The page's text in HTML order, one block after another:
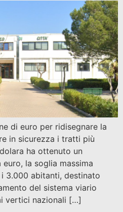
di euro per ridisegnare la
in sicurezza i tratti più
ha ottenuto un
la soglia massima
3.000 abitanti, destinato
del sistema viario
vertici nazionali […]